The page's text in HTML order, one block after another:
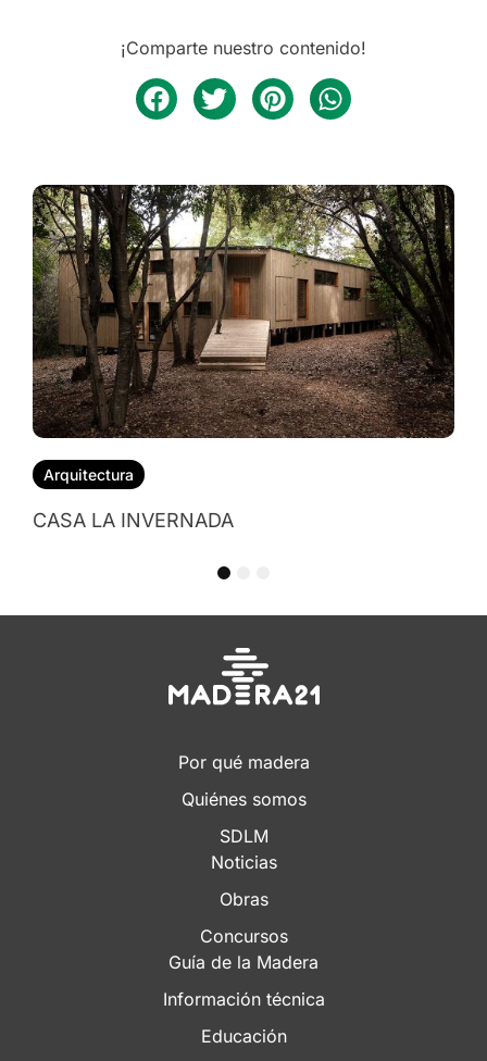
¡Comparte nuestro contenido!
Arquitectura
CASA NALA
Por qué madera
Quiénes somos
SDLM
Noticias
Obras
Concursos
Guía de la Madera
Información técnica
Educación